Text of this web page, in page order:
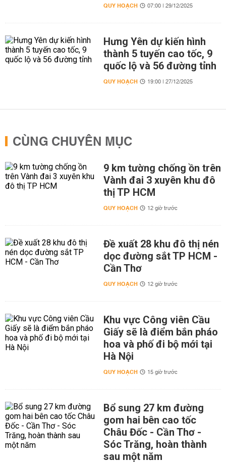
QUY HOẠCH 07:00 | 29/12/2025
Hưng Yên dự kiến hình
thành 5 tuyến cao tốc, 9
quốc lộ và 56 đường tỉnh
QUY HOẠCH 19:00 | 27/12/2025
CÙNG CHUYÊN MỤC
9 km tường chống ồn trên
Vành đai 3 xuyên khu đô
thị TP HCM
QUY HOẠCH 12 giờ trước
Đề xuất 28 khu đô thị nén
dọc đường sắt TP HCM -
Cần Thơ
QUY HOẠCH 12 giờ trước
Khu vực Công viên Cầu
Giấy sẽ là điểm bắn pháo
hoa và phố đi bộ mới tại
Hà Nội
QUY HOẠCH 15 giờ trước
Bổ sung 27 km đường
gom hai bên cao tốc
Châu Đốc - Cần Thơ -
Sóc Trăng, hoàn thành
sau một năm